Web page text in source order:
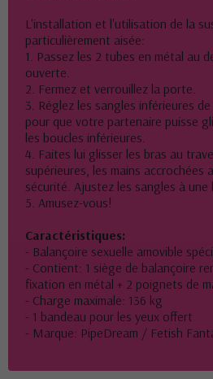
L'installation et l'utilisation de la
particulièrement aisée:
1. Passez les 2 tubes en métal au
ouverte.
2. Fermez et verrouillez la porte.
3. Réglez les sangles inférieures
pour que votre partenaire puisse
les boucles inférieures.
4. Faites lui glisser les bras au
supérieures, les mains accrochées
sécurité. Ajustez les sangles à
5. Amusez-vous!
Caractéristiques:
- Balançoire sexuelle amovible
- Contient: 1 siège de balançoire
fixation en métal + 2 poignets de
- Charge maximale: 136 kg
- 1 bandeau pour les yeux offert
- Marque: PipeDream / Fetish